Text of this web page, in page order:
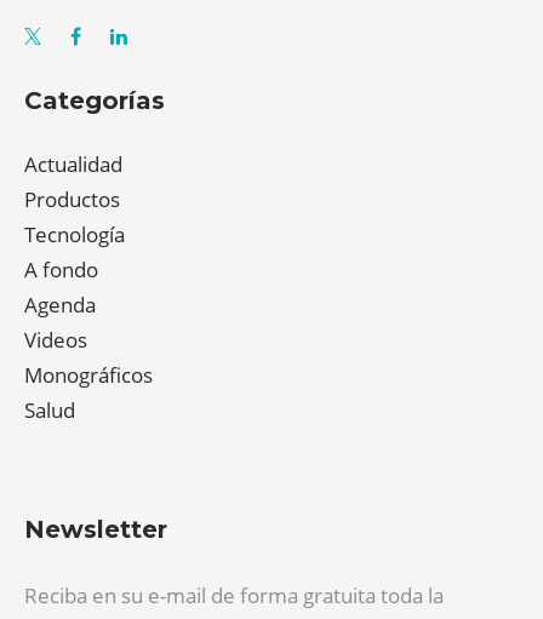
Categorías
Actualidad
Productos
Tecnología
A fondo
Agenda
Videos
Monográficos
Salud
Newsletter
Reciba en su e-mail de forma gratuita toda la